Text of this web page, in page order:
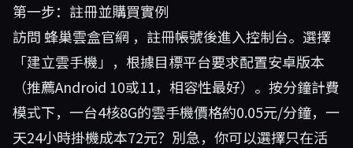
第一步：註冊並購買實例
訪問 蜂巢雲盒官網 ，註冊帳號後進入控制台。選擇
「建立雲手機」，根據目標平台要求配置安卓版本
（推薦Android 10或11，相容性最好）。按分鐘計費
模式下，一台4核8G的雲手機價格約0.05元/分鐘，一
天24小時掛機成本72元？別急，你可以選擇只在活